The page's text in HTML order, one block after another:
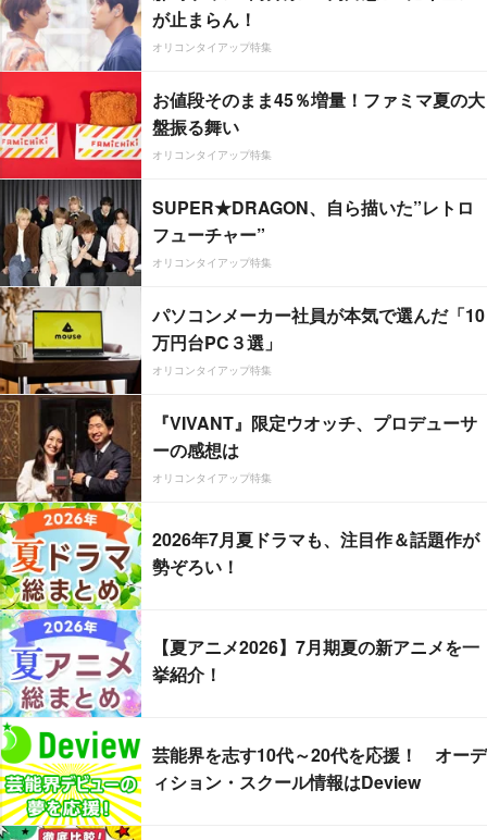
が止まらん！
オリコンタイアップ特集
お値段そのまま45％増量！ファミマ夏の大
盤振る舞い
オリコンタイアップ特集
SUPER★DRAGON、自ら描いた”レトロ
フューチャー”
オリコンタイアップ特集
パソコンメーカー社員が本気で選んだ「10
万円台PC３選」
オリコンタイアップ特集
『VIVANT』限定ウオッチ、プロデューサ
ーの感想は
オリコンタイアップ特集
2026年7月夏ドラマも、注目作＆話題作が
勢ぞろい！
【夏アニメ2026】7月期夏の新アニメを一
挙紹介！
芸能界を志す10代～20代を応援！ オーデ
ィション・スクール情報はDeview